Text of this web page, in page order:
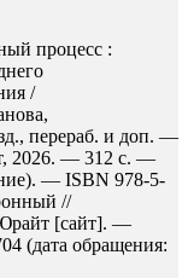
процесс :
/
перераб. и доп. —
2026. — 312 с. —
— ISBN 978-5-
//
[сайт]. —
(дата обращения: